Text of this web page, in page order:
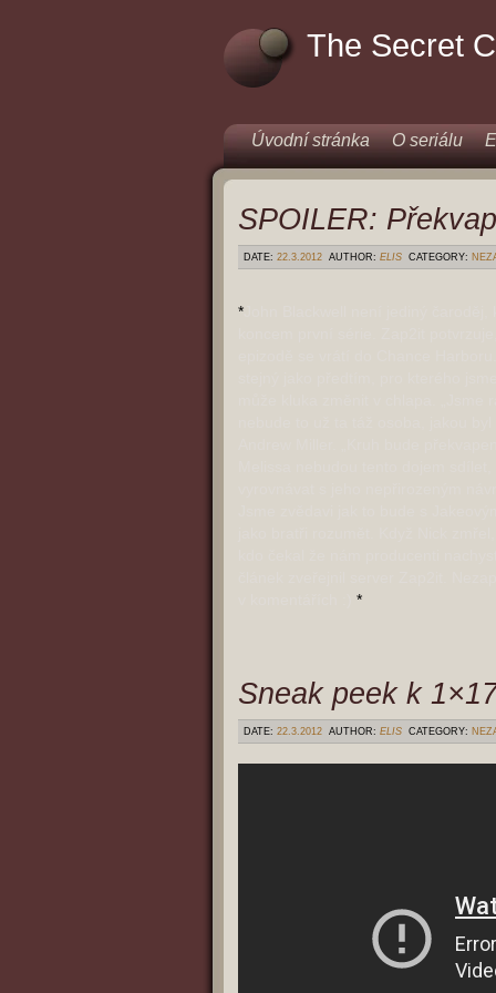
The Secret
Úvodní stránka O seriálu
SPOILER:
DATE: 22.3.2012 AUTHOR: ELIS CATEGORY:
*
*
Sneak peek k
DATE: 22.3.2012 AUTHOR: ELIS CATEGORY: